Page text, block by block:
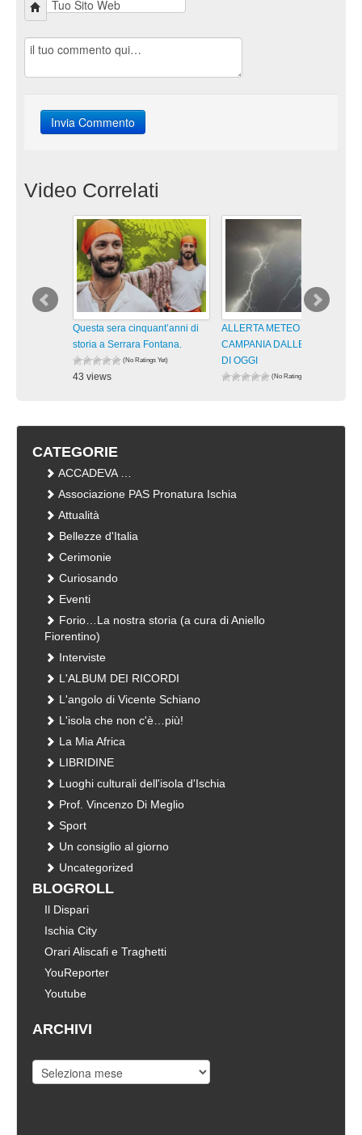
Video Correlati
Questa sera cinquant’anni di
storia a Serrara Fontana.
(No Ratings Yet)
43 views
ALLERTA METEO GIALLA IN
CAMPANIA DALLE 13 ALLE 21
DI OGGI
(No Ratings Yet)
CATEGORIE
ACCADEVA …
Associazione PAS Pronatura Ischia
Attualità
Bellezze d'Italia
Cerimonie
Curiosando
Eventi
Forio…La nostra storia (a cura di Aniello
Fiorentino)
Interviste
L'ALBUM DEI RICORDI
L'angolo di Vicente Schiano
L'isola che non c'è…più!
La Mia Africa
LIBRIDINE
Luoghi culturali dell'isola d'Ischia
Prof. Vincenzo Di Meglio
Sport
Un consiglio al giorno
Uncategorized
BLOGROLL
Il Dispari
Ischia City
Orari Aliscafi e Traghetti
YouReporter
Youtube
ARCHIVI